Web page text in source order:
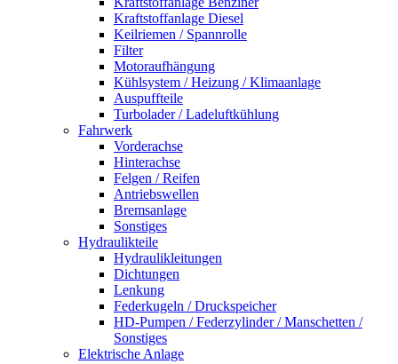
Kraftstoffanlage Diesel
Keilriemen / Spannrolle
Filter
Motoraufhängung
Kühlsystem / Heizung / Klimaanlage
Auspuffteile
Turbolader / Ladeluftkühlung
Fahrwerk
Vorderachse
Hinterachse
Felgen / Reifen
Antriebswellen
Bremsanlage
Sonstiges
Hydraulikteile
Hydraulikleitungen
Dichtungen
Lenkung
Federkugeln / Druckspeicher
HD-Pumpen / Federzylinder / Manschetten /
Sonstiges
Elektrische Anlage